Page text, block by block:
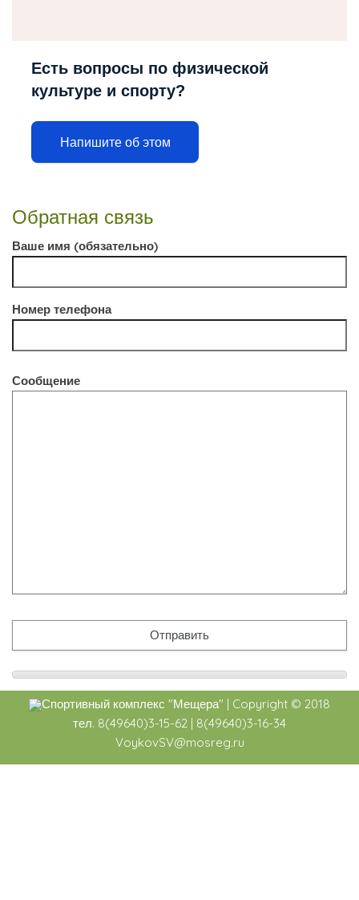
Есть вопросы по физической
культуре и спорту?
Напишите об этом
Обратная связь
Ваше имя (обязательно)
Номер телефона
Сообщение
Спортивный комплекс "Мещера" | Copyright © 2018
тел. 8(49640)3-15-62 | 8(49640)3-16-34
VoykovSV@mosreg.ru